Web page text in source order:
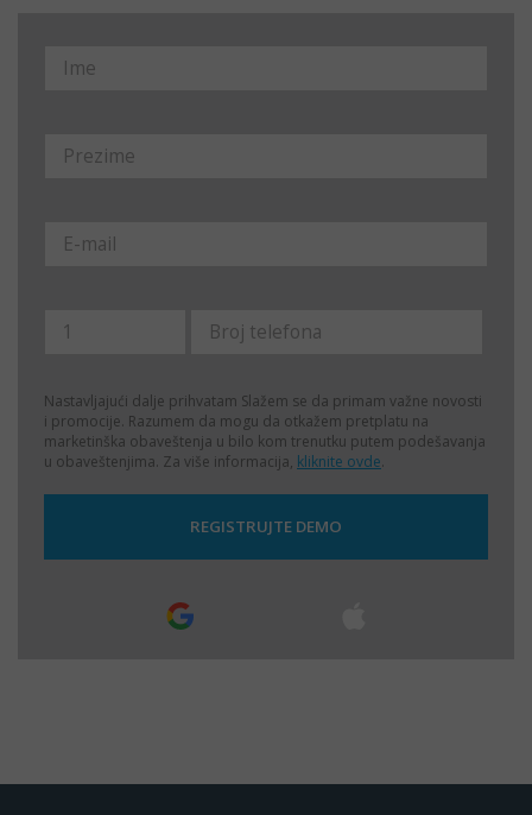
Nastavljajući dalje prihvatam Slažem se da primam važne novosti
i promocije. Razumem da mogu da otkažem pretplatu na
marketinška obaveštenja u bilo kom trenutku putem podešavanja
u obaveštenjima. Za više informacija, kliknite ovde.